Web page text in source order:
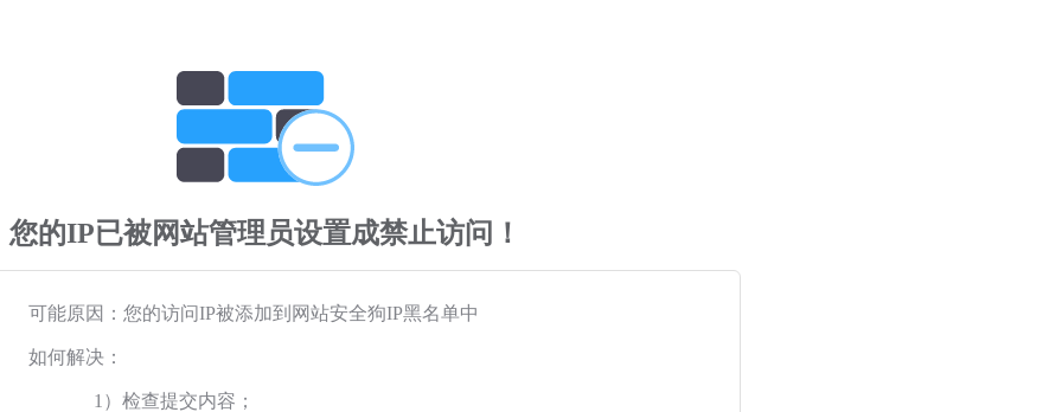
您的IP已被网站管理员设置成禁止访问！
可能原因：您的访问IP被添加到网站安全狗IP黑名单中
如何解决：
1）检查提交内容；